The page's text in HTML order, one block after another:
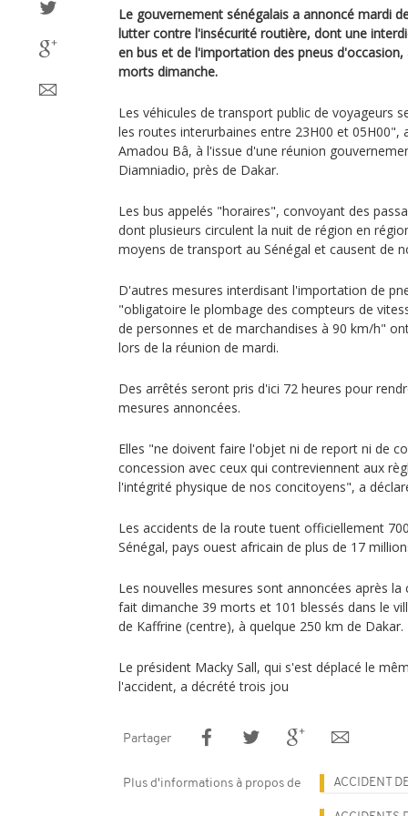
Le gouvernement sénégalais a annoncé mardi
lutter contre l'insécurité routière, dont une
en bus et de l'importation des pneus
morts dimanche.
Les véhicules de transport public de voyageurs
les routes interurbaines entre 23H00 et 05H00",
Amadou Bâ, à l'issue d'une réunion
Diamniadio, près de Dakar.
Les bus appelés "horaires", convoyant des
dont plusieurs circulent la nuit de région en
moyens de transport au Sénégal et causent de
D'autres mesures interdisant l'importation de
"obligatoire le plombage des compteurs de
de personnes et de marchandises à 90 km/h"
lors de la réunion de mardi.
Des arrêtés seront pris d'ici 72 heures pour
mesures annoncées.
Elles "ne doivent faire l'objet ni de report ni de
concession avec ceux qui contreviennent aux
l'intégrité physique de nos concitoyens", a
Les accidents de la route tuent officiellement
Sénégal, pays ouest africain de plus de 17
Les nouvelles mesures sont annoncées après
fait dimanche 39 morts et 101 blessés dans le
de Kaffrine (centre), à quelque 250 km de Dakar.
Le président Macky Sall, qui s'est déplacé le
l'accident, a décrété trois jou
Partager
Plus d'informations à propos de ACCIDENT